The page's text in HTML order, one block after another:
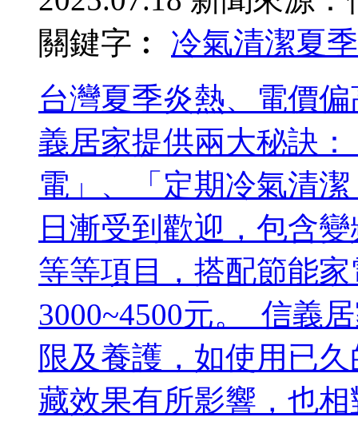
關鍵字︰ 冷氣清潔夏
台灣夏季炎熱、電價
義居家提供兩大秘訣
電」、「定期冷氣清
日漸受到歡迎，包含
等等項目，搭配節能
3000~4500元。 信義
限及養護，如使用已
藏效果有所影響，也